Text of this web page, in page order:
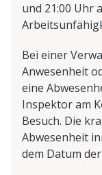
und 21:00 Uhr
Bei einer
Anwesenheit
eine
Inspektor am
Besuch. Die
Abwesenheit
dem Datum